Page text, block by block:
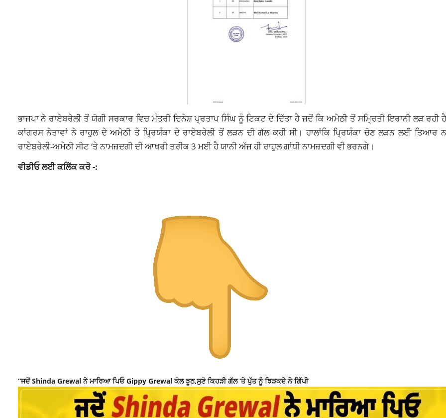
ਭਾਜਪਾ ਨੇ ਰਾਏਬਰੇਲੀ ਤੋਂ ਯੋਗੀ ਸਰਕਾਰ ਵਿਚ ਮੰਤਰੀ ਦਿਨੇਸ਼ ਪ੍ਰਤਾਪ ਸਿੰਘ ਨੂੰ ਟਿਕਟ ਦੇ ਦਿੱਤਾ ਹੈ ਜਦੋਂ ਕਿ ਅਮੇਠੀ ਤੋਂ ਸਮ੍ਰਿਤੀ ਇਰਾਨੀ ਲੜ ਰਹੀ
ਕਾਂਗਰਸ ਨੇਤਾਵਾਂ ਨੇ ਰਾਹੁਲ ਦੇ ਅਮੇਠੀ ਤੇ ਪ੍ਰਿਯੰਕਾ ਦੇ ਰਾਏਬਰੇਲੀ ਤੋਂ ਲੜਨ ਦੀ ਗੱਲ ਕਹੀ ਸੀ। ਹਾਲਾਂਕਿ ਪ੍ਰਿਯੰਕਾ ਚੋਣ ਲੜਨ ਲਈ ਤਿਆਰ
ਰਾਏਬਰੇਲੀ-ਅਮੇਠੀ ਸੀਟ ‘ਤੇ ਨਾਮਜ਼ਦਗੀ ਦੀ ਆਖਰੀ ਤਰੀਕ 3 ਮਈ ਹੈ ਯਾਨੀ ਅੱਜ ਹੀ ਰਾਹੁਲ ਗਾਂਧੀ ਨਾਮਜ਼ਦਗੀ ਵੀ ਭਰਨਗੇ।
ਵੀਡੀਓ ਲਈ ਕਲਿੱਕ ਕਰੋ -:
“ਜਦੋਂ Shinda Grewal ਨੇ ਮਾਰਿਆ ਪਿਓ Gippy Grewal ਕੋਲ ਝੂਠ,ਸੁਣੋ ਕਿਹੜੀ ਗੱਲ ‘ਤੇ ਪੁੱਤ ਨੂੰ ਝਿੜਕਦੇ ਨੇ ਗਿੱਪੀ